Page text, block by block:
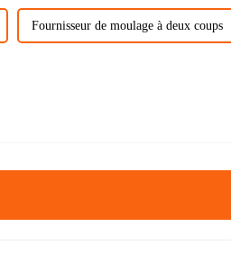
Fournisseur de moulage à deux coups